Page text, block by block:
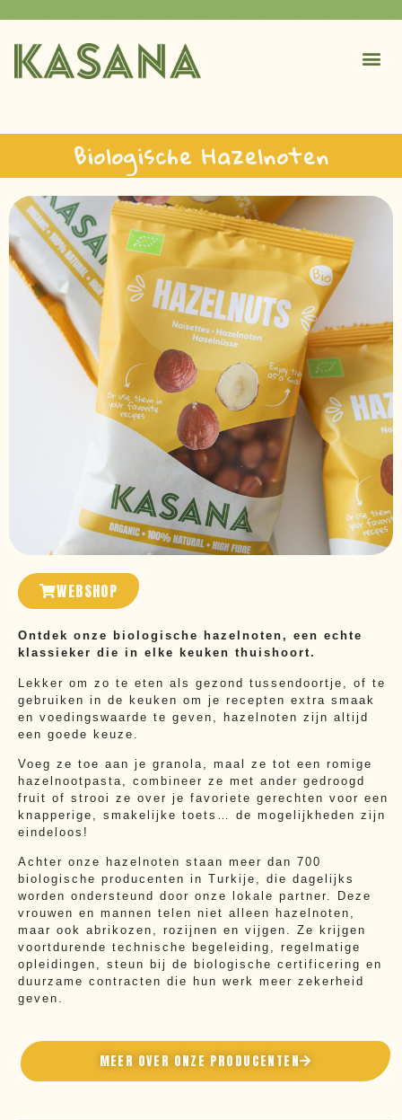
Biologische Hazelnoten
WEBSHOP
Ontdek onze biologische hazelnoten, een echte
klassieker die in elke keuken thuishoort.
Lekker om zo te eten als gezond tussendoortje, of te
gebruiken in de keuken om je recepten extra smaak
en voedingswaarde te geven, hazelnoten zijn altijd
een goede keuze.
Voeg ze toe aan je granola, maal ze tot een romige
hazelnootpasta, combineer ze met ander gedroogd
fruit of strooi ze over je favoriete gerechten voor een
knapperige, smakelijke toets… de mogelijkheden zijn
eindeloos!
Achter onze hazelnoten staan meer dan 700
biologische producenten in Turkije, die dagelijks
worden ondersteund door onze lokale partner. Deze
vrouwen en mannen telen niet alleen hazelnoten,
maar ook abrikozen, rozijnen en vijgen. Ze krijgen
voortdurende technische begeleiding, regelmatige
opleidingen, steun bij de biologische certificering en
duurzame contracten die hun werk meer zekerheid
geven.
MEER OVER ONZE PRODUCENTEN